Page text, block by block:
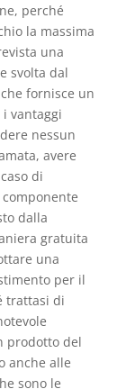
perché
la massima
una
svolta dal
fornisce un
vantaggi
nessun
avere
di
dalla
gratuita
una
per il
trattasi di
prodotto del
anche alle
sono le